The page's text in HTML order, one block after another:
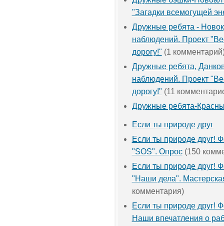
"Загадки всемогущей
Дружные ребята -
наблюдений. Проект
дорогу!" (1
Дружные ребята,
наблюдений. Проект
дорогу!" (11
Дружные ребята-
Если ты природе друг
Если ты природе друг!
"SOS". Опрос(150
Если ты природе друг!
"Наши дела".
комментария)
Если ты природе друг!
Наши впечатления о